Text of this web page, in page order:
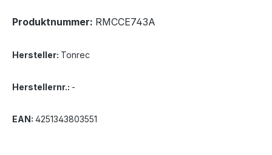
Produktnummer: RMCCE743A
Hersteller: Tonrec
Herstellernr.: -
EAN: 4251343803551